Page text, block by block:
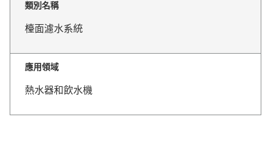
類別名稱
檯面濾水系統
應用領域
熱水器和飲水機